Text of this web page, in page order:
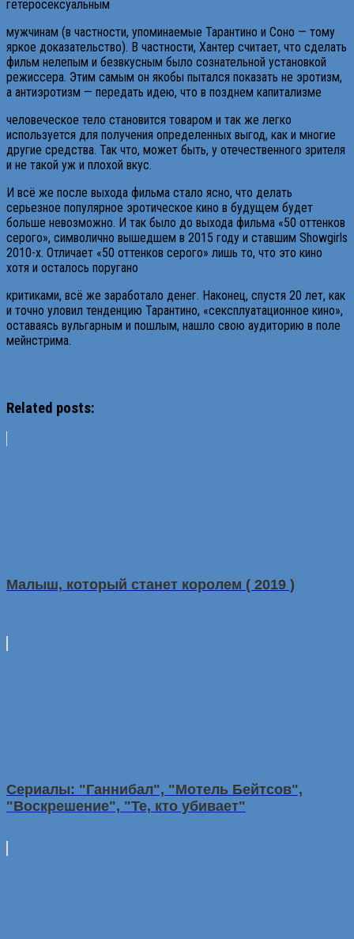
гетеросексуальным
мужчинам (в частности, упоминаемые Тарантино и Соно — тому
яркое доказательство). В частности, Хантер считает, что сделать
фильм нелепым и безвкусным было сознательной установкой
режиссера. Этим самым он якобы пытался показать не эротизм,
а антиэротизм — передать идею, что в позднем капитализме
человеческое тело становится товаром и так же легко
используется для получения определенных выгод, как и многие
другие средства. Так что, может быть, у отечественного зрителя
и не такой уж и плохой вкус.
И всё же после выхода фильма стало ясно, что делать
серьезное популярное эротическое кино в будущем будет
больше невозможно. И так было до выхода фильма «50 оттенков
серого», символично вышедшем в 2015 году и ставшим Showgirls
2010-х. Отличает «50 оттенков серого» лишь то, что это кино
хотя и осталось поругано
критиками, всё же заработало денег. Наконец, спустя 20 лет, как
и точно уловил тенденцию Тарантино, «сексплуатационное кино»,
оставаясь вульгарным и пошлым, нашло свою аудиторию в поле
мейнстрима.
Related posts:
Малыш, который станет королем ( 2019 )
Сериалы: "Ганнибал", "Мотель Бейтсов",
"Воскрешение", "Те, кто убивает"